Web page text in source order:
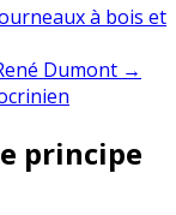
à bois et
Dumont →
principe